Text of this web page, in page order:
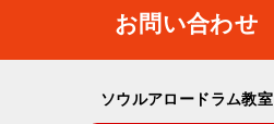
お問い合わせ
ソウルアロードラム教室